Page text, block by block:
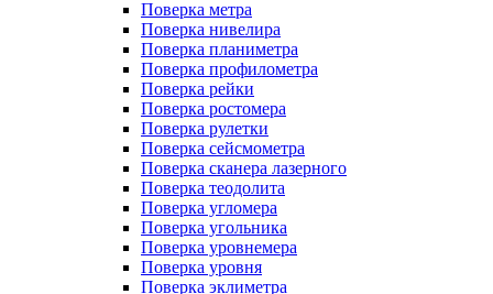
Поверка метра
Поверка нивелира
Поверка планиметра
Поверка профилометра
Поверка рейки
Поверка ростомера
Поверка рулетки
Поверка сейсмометра
Поверка сканера лазерного
Поверка теодолита
Поверка угломера
Поверка угольника
Поверка уровнемера
Поверка уровня
Поверка эклиметра